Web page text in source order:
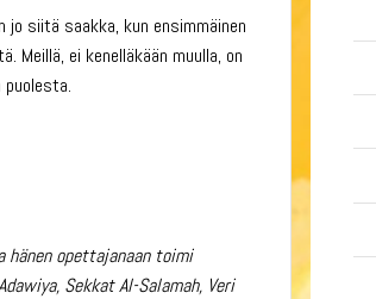
jo siitä saakka, kun ensimmäinen
ei kenelläkään muulla, on
puolesta.
hänen opettajanaan toimi
Sekkat Al-Salamah, Veri